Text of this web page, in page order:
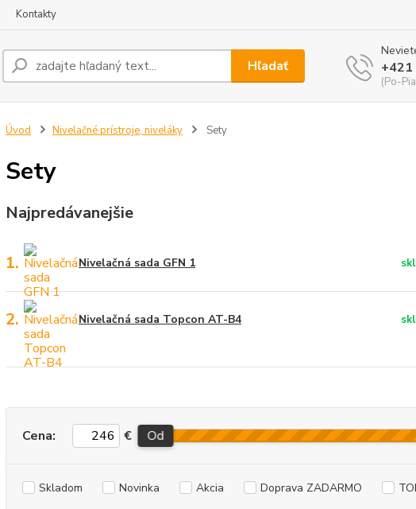
Kontakty
Hľadať
(Po-
Úvod Nivelačné prístroje, niveláky Sety
Sety
Najpredávanejšie
1. Nivelačná sada GFN 1
2. Nivelačná sada Topcon AT-B4
Cena: € Od
Skladom Novinka Akcia Doprava ZADARMO